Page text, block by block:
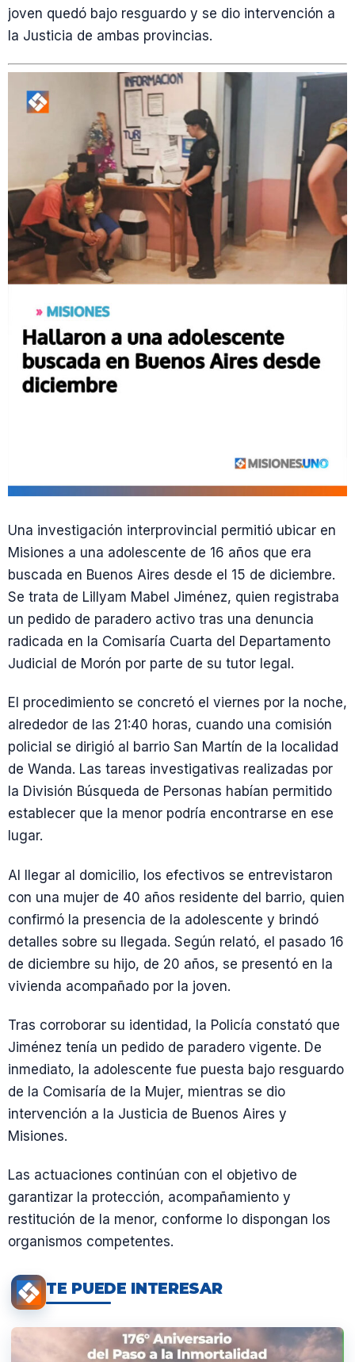
joven quedó bajo resguardo y se dio intervención a
la Justicia de ambas provincias.
Una investigación interprovincial permitió ubicar en
Misiones a una adolescente de 16 años que era
buscada en Buenos Aires desde el 15 de diciembre.
Se trata de Lillyam Mabel Jiménez, quien registraba
un pedido de paradero activo tras una denuncia
radicada en la Comisaría Cuarta del Departamento
Judicial de Morón por parte de su tutor legal.
El procedimiento se concretó el viernes por la noche,
alrededor de las 21:40 horas, cuando una comisión
policial se dirigió al barrio San Martín de la localidad
de Wanda. Las tareas investigativas realizadas por
la División Búsqueda de Personas habían permitido
establecer que la menor podría encontrarse en ese
lugar.
Al llegar al domicilio, los efectivos se entrevistaron
con una mujer de 40 años residente del barrio, quien
confirmó la presencia de la adolescente y brindó
detalles sobre su llegada. Según relató, el pasado 16
de diciembre su hijo, de 20 años, se presentó en la
vivienda acompañado por la joven.
Tras corroborar su identidad, la Policía constató que
Jiménez tenía un pedido de paradero vigente. De
inmediato, la adolescente fue puesta bajo resguardo
de la Comisaría de la Mujer, mientras se dio
intervención a la Justicia de Buenos Aires y
Misiones.
Las actuaciones continúan con el objetivo de
garantizar la protección, acompañamiento y
restitución de la menor, conforme lo dispongan los
organismos competentes.
TE PUEDE INTERESAR